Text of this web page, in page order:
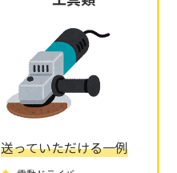
送っていただける一例